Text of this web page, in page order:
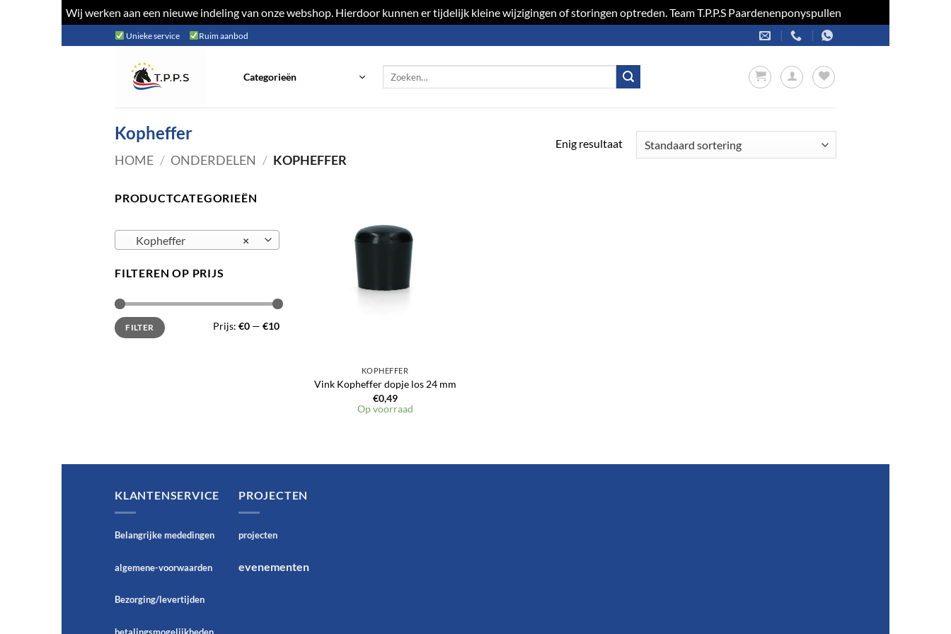
Wij werken aan een nieuwe indeling van onze webshop. Hierdoor kunnen er tijdelijk kleine wijzigingen of storingen optreden. Team T.P.P.S Paardenenponyspullen
naar
Unieke service Ruim aanbod
Categorieën
Kopheffer
HOME / ONDERDELEN / KOPHEFFER
Enig resultaat
PRODUCTCATEGORIEËN
×
Kopheffer
FILTEREN OP PRIJS
Min.
prijs
Max.
prijsFILTER Prijs: €0— €10
KOPHEFFER
Vink Kopheffer dopje los 24 mm
€0,49
Op voorraad
KLANTENSERVICE
Belangrijke mededingen
algemene-voorwaarden
Bezorging/levertijden
PROJECTEN
projecten
evenementen